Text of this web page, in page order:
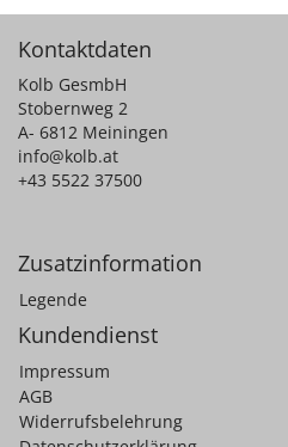
Kontaktdaten
Kolb GesmbH
Stobernweg 2
A- 6812 Meiningen
info@kolb.at
+43 5522 37500
Zusatzinformation
Legende
Kundendienst
Impressum
AGB
Widerrufsbelehrung